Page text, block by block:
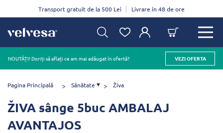
Transport gratuit de la 500 Lei Livrare în 48 de ore
NOUTĂȚI! Doriți să aflați ce am mai adăugat în ofertă? VEZI OFERTA
Pagina Principală Sănătate Živa
ŽIVA sânge 5buc AMBALAJ
AVANTAJOS